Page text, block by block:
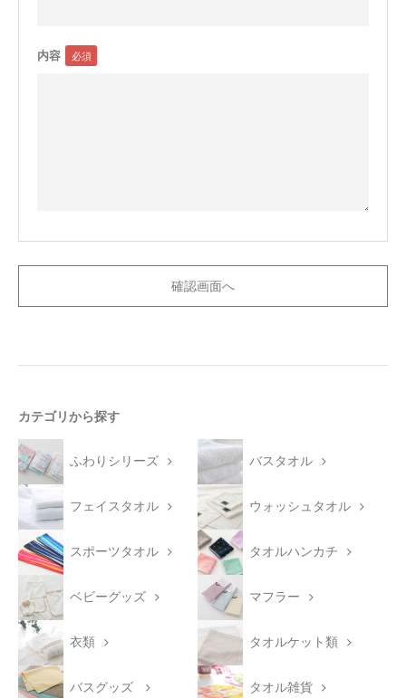
内容
カテゴリから探す
ふわりシリーズ バスタオル
フェイスタオル ウォッシュタオル
スポーツタオル タオルハンカチ
ベビーグッズ マフラー
衣類 タオルケット類
バスグッズ タオル雑貨